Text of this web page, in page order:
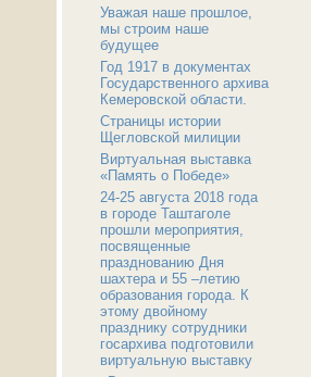
Уважая наше прошлое,
мы строим наше
будущее
Год 1917 в документах
Государственного архива
Кемеровской области.
Страницы истории
Щегловской милиции
Виртуальная выставка
«Память о Победе»
24-25 августа 2018 года
в городе Таштаголе
прошли мероприятия,
посвященные
празднованию Дня
шахтера и 55 –летию
образования города. К
этому двойному
празднику сотрудники
госархива подготовили
виртуальную выставку